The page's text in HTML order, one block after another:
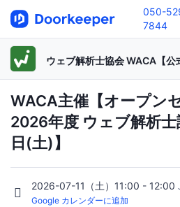
050-
7844
ウェブ解析士協会 WACA【公
WACA主催【オープン
2026年度 ウェブ解析士
日(土)】
2026-07-11（土）11:00 - 12:00
Google カレンダーに追加